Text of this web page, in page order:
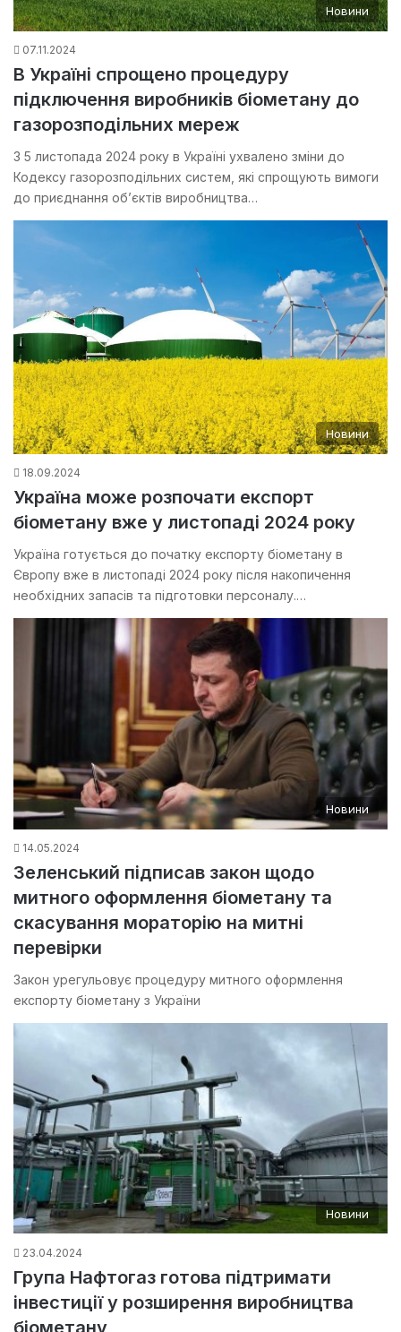
Новини
07.11.2024
В Україні спрощено процедуру
підключення виробників біометану до
газорозподільних мереж
З 5 листопада 2024 року в Україні ухвалено зміни до
Кодексу газорозподільних систем, які спрощують вимоги
до приєднання об’єктів виробництва…
Новини
18.09.2024
Україна може розпочати експорт
біометану вже у листопаді 2024 року
Україна готується до початку експорту біометану в
Європу вже в листопаді 2024 року після накопичення
необхідних запасів та підготовки персоналу.…
Новини
14.05.2024
Зеленський підписав закон щодо
митного оформлення біометану та
скасування мораторію на митні
перевірки
Закон урегульовує процедуру митного оформлення
експорту біометану з України
Новини
23.04.2024
Група Нафтогаз готова підтримати
інвестиції у розширення виробництва
біометану